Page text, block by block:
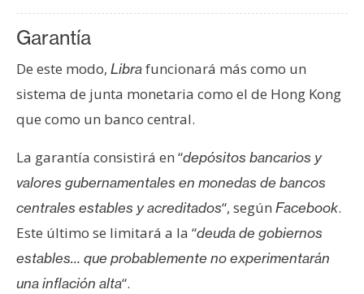
Garantía
De este modo, Librafuncionará más como un
sistema de junta monetaria como el de Hong Kong
que como un banco central.
La garantía consistirá en “depósitos bancarios y
valores gubernamentales en monedas de bancos
centrales estables y acreditados“, según Facebook.
Este último se limitará a la “deuda de gobiernos
estables… que probablemente no experimentarán
una inflación alta“.